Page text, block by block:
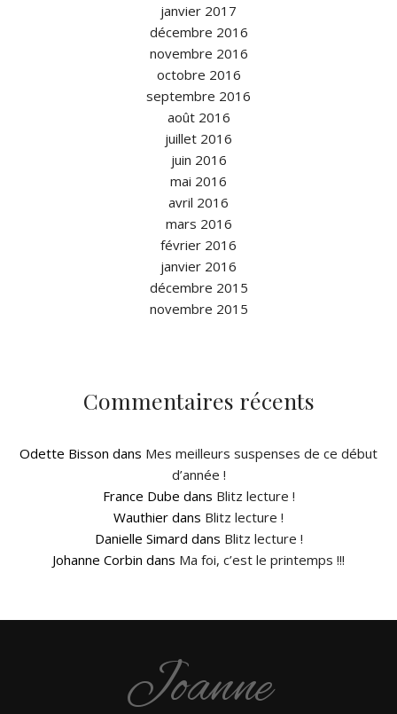
janvier 2017
décembre 2016
novembre 2016
octobre 2016
septembre 2016
août 2016
juillet 2016
juin 2016
mai 2016
avril 2016
mars 2016
février 2016
janvier 2016
décembre 2015
novembre 2015
Commentaires récents
Odette Bisson dans Mes meilleurs suspenses de ce début
d’année !
France Dube dans Blitz lecture !
Wauthier dans Blitz lecture !
Danielle Simard dans Blitz lecture !
Johanne Corbin dans Ma foi, c’est le printemps !!!
Joanne